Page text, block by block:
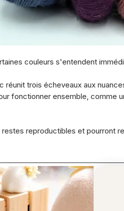
couleurs s'entendent
réunit trois écheveaux aux
fonctionner ensemble, comme
reproductibles et pourront